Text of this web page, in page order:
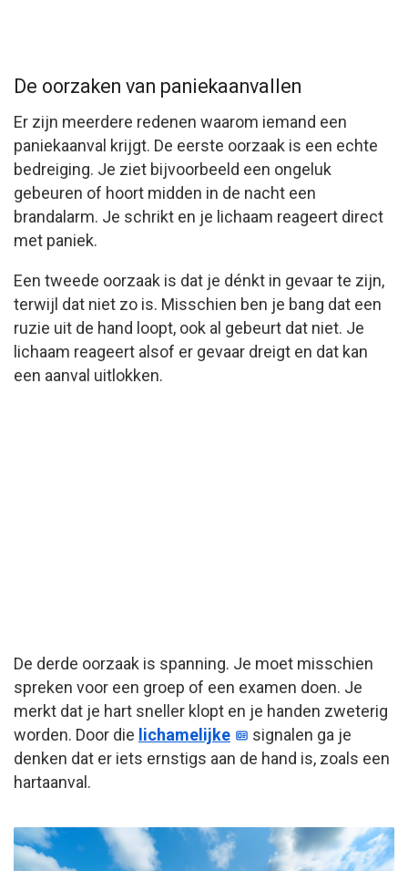
De oorzaken van paniekaanvallen
Er zijn meerdere redenen waarom iemand een
paniekaanval krijgt. De eerste oorzaak is een echte
bedreiging. Je ziet bijvoorbeeld een ongeluk
gebeuren of hoort midden in de nacht een
brandalarm. Je schrikt en je lichaam reageert direct
met paniek.
Een tweede oorzaak is dat je dénkt in gevaar te zijn,
terwijl dat niet zo is. Misschien ben je bang dat een
ruzie uit de hand loopt, ook al gebeurt dat niet. Je
lichaam reageert alsof er gevaar dreigt en dat kan
een aanval uitlokken.
De derde oorzaak is spanning. Je moet misschien
spreken voor een groep of een examen doen. Je
merkt dat je hart sneller klopt en je handen zweterig
worden. Door die lichamelijke
signalen ga je
denken dat er iets ernstigs aan de hand is, zoals een
hartaanval.